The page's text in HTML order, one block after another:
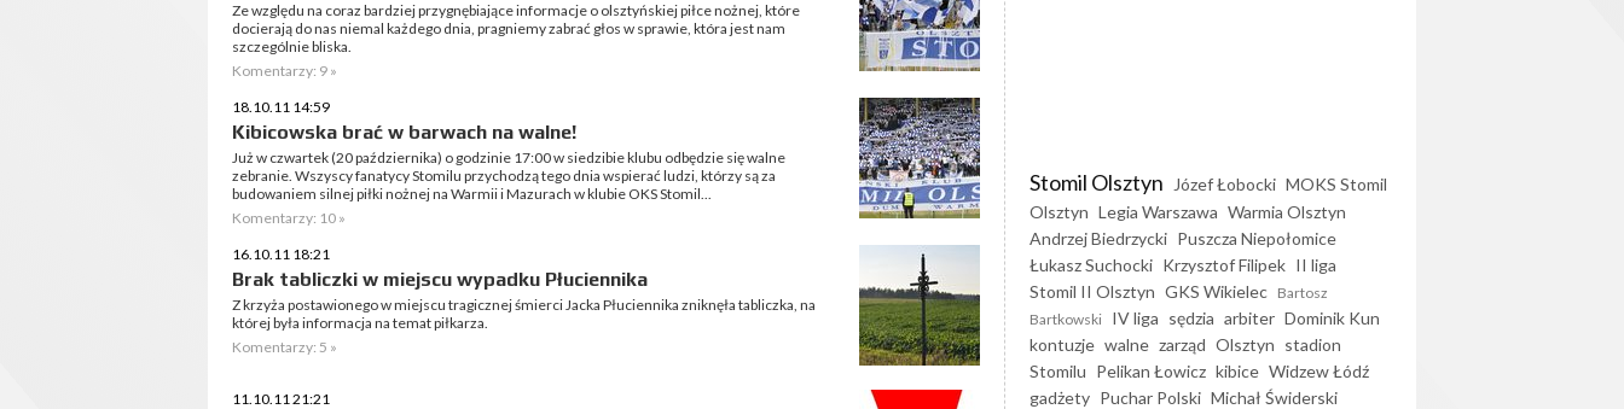
Ze względu na coraz bardziej przygnębiające informacje o olsztyńskiej piłce nożnej, które
docierają do nas niemal każdego dnia, pragniemy zabrać głos w sprawie, która jest nam
szczególnie bliska.
Komentarzy: 9 »
18.10.11 14:59
Kibicowska brać w barwach na walne!
Już w czwartek (20 października) o godzinie 17:00 w siedzibie klubu odbędzie się walne
zebranie. Wszyscy fanatycy Stomilu przychodzą tego dnia wspierać ludzi, którzy są za
budowaniem silnej piłki nożnej na Warmii i Mazurach w klubie OKS Stomil...
Komentarzy: 10 »
16.10.11 18:21
Brak tabliczki w miejscu wypadku Płuciennika
Z krzyża postawionego w miejscu tragicznej śmierci Jacka Płuciennika zniknęła tabliczka, na
której była informacja na temat piłkarza.
Komentarzy: 5 »
11.10.11 21:21
Stomil Olsztyn Józef Łobocki MOKS Stomil
Olsztyn Legia Warszawa Warmia Olsztyn
Andrzej Biedrzycki Puszcza Niepołomice
Łukasz Suchocki Krzysztof Filipek II liga
Stomil II Olsztyn GKS Wikielec Bartosz
Bartkowski IV liga sędzia arbiter Dominik Kun
kontuzje walne zarząd Olsztyn stadion
Stomilu Pelikan Łowicz kibice Widzew Łódź
gadżety Puchar Polski Michał Świderski